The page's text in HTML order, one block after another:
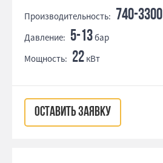
Производительность: 740-3300
Давление: 5-13бар
Мощность: 22 кВт
ОСТАВИТЬ ЗАЯВКУ